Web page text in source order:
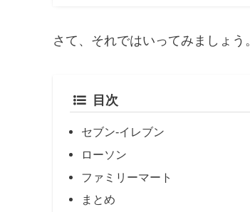
さて、それではいってみましょう
目次
セブン-イレブン
ローソン
ファミリーマート
まとめ